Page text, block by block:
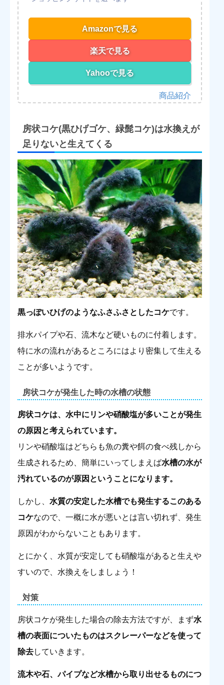
Amazonで見る
楽天で見る
Yahooで見る
房状コケ(黒ひげゴケ、緑髭コケ)は水換えが
足りないと生えてくる
黒っぽいひげのようなふさふさとしたコケです。
排水パイプや石、流木など硬いものに付着します。
特に水の流れがあるところにはより密集して生える
ことが多いようです。
房状コケが発生した時の水槽の状態
房状コケは、水中にリンや硝酸塩が多いことが発生
の原因と考えられています。
リンや硝酸塩はどちらも魚の糞や餌の食べ残しから
生成されるため、簡単にいってしまえば水槽の水が
汚れているのが原因ということになります。
しかし、 水質の安定した水槽でも発生するこのある
コケなので、一概に水が悪いとは言い切れず、発生
原因がわからないこともあります。
とにかく、水質が安定しても硝酸塩があると生えや
すいので、水換えをしましょう！
対策
房状コケが発生した場合の除去方法ですが、まず水
槽の表面についたものはスクレーパーなどを使って
除去していきます。
流木や石、パイプなど水槽から取り出せるものにつ